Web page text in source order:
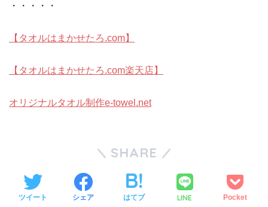
・・・・・
【タオルはまかせたろ.com】
【タオルはまかせたろ.com楽天店】
オリジナルタオル制作e-towel.net
SHARE
ツイート シェア はてブ LINE Pocket